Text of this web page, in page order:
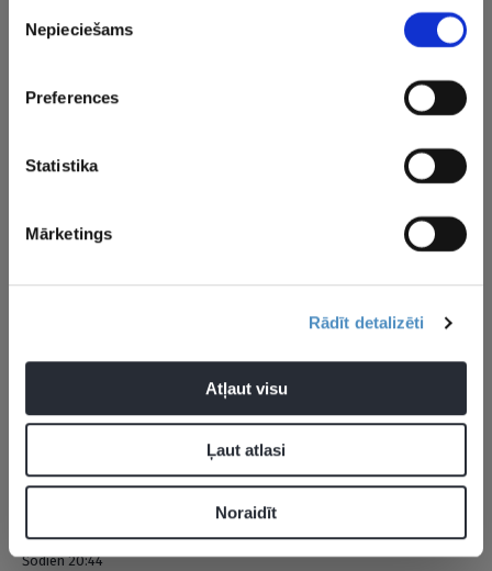
izvēle
Nepieciešams
Preferences
Statistika
Mārketings
Rādīt detalizēti
Atļaut visu
Ļaut atlasi
Noraidīt
komandām
drafta
Aktualitātes Latvijas hokeja izlase
Pievienot komentāru
Pagaidām neviens nav komentējis
JAUNĀKĀS ZIŅAS
Šodien 20:44